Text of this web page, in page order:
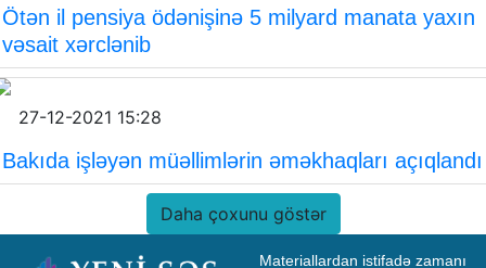
Ötən il pensiya ödənişinə 5 milyard manata yaxın
vəsait xərclənib
27-12-2021 15:28
Bakıda işləyən müəllimlərin əməkhaqları açıqlandı
Daha çoxunu göstər
Materiallardan istifadə zamanı